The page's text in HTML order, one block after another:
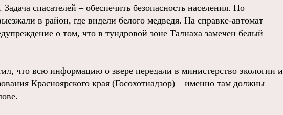
спасателей – обеспечить безопасность населения. По
в район, где видели белого медведя. На справке-автомат
о том, что в тундровой зоне Талнаха замечен белый
что всю информацию о звере передали в министерство экологии и
Красноярского края (Госохотнадзор) – именно там должны